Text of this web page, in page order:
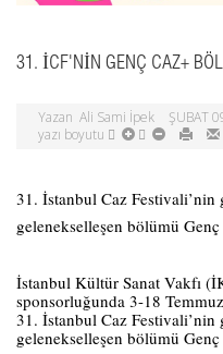
31. İCF'NIN GENÇ CAZ+
Yazan Ali Sami İpek
ŞUBAT
yazı boyutu
31. İstanbul Caz
gelenekselleşen bölümü
İstanbul Kültür Sanat Vakfı
sponsorluğunda 3-18
31. İstanbul Caz
gelenekselleşen bölümü